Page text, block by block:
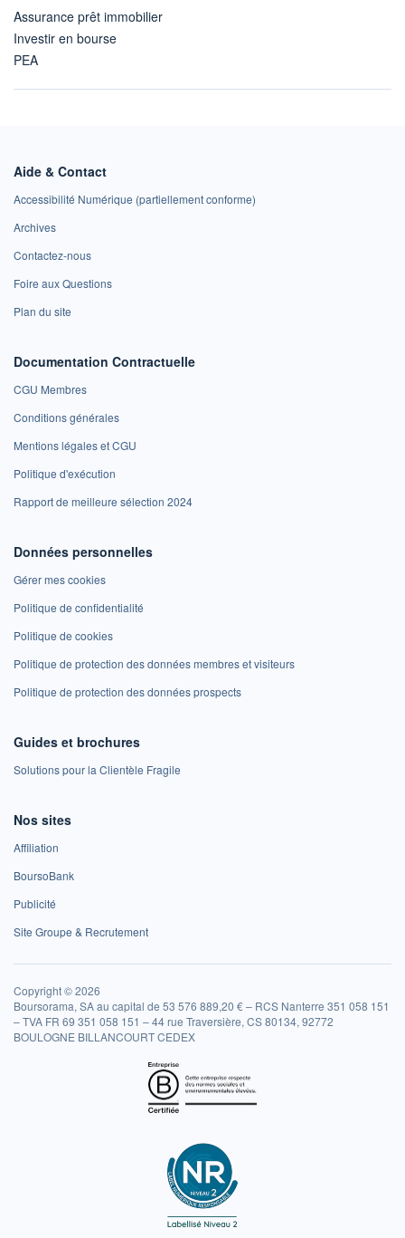
Assurance prêt immobilier
Investir en bourse
PEA
Aide & Contact
Accessibilité Numérique (partiellement conforme)
Archives
Contactez-nous
Foire aux Questions
Plan du site
Documentation Contractuelle
CGU Membres
Conditions générales
Mentions légales et CGU
Politique d'exécution
Rapport de meilleure sélection 2024
Données personnelles
Gérer mes cookies
Politique de confidentialité
Politique de cookies
Politique de protection des données membres et visiteurs
Politique de protection des données prospects
Guides et brochures
Solutions pour la Clientèle Fragile
Nos sites
Affiliation
BoursoBank
Publicité
Site Groupe & Recrutement
Copyright © 2026
Boursorama, SA au capital de 53 576 889,20 € – RCS Nanterre 351 058 151
– TVA FR 69 351 058 151 – 44 rue Traversière, CS 80134, 92772
BOULOGNE BILLANCOURT CEDEX